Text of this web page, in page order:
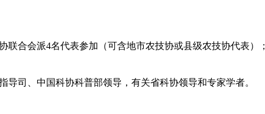
联合会派4名代表参加（可含地市农技协或县级农技协代表）；
导司、中国科协科普部领导，有关省科协领导和专家学者。